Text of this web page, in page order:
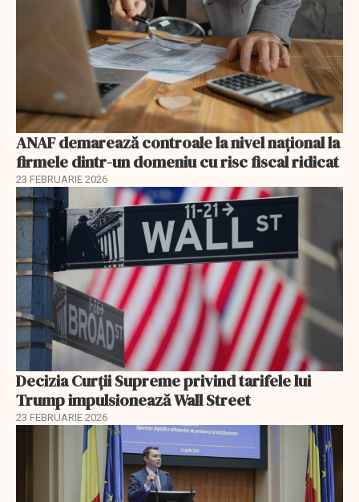
ANAF demarează controale la nivel naţional la
firmele dintr-un domeniu cu risc fiscal ridicat
23 FEBRUARIE 2026
Decizia Curții Supreme privind tarifele lui
Trump impulsionează Wall Street
23 FEBRUARIE 2026